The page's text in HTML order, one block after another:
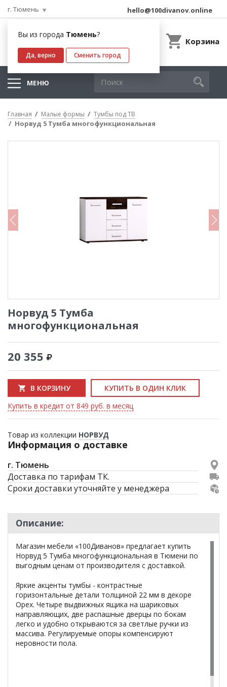
г. Тюмень
Вы из города Тюмень?
Да, верно Сменить город
hello@100divanov.online
Корзина
МЕНЮ
Главная Малые формы Тумбы под ТВ
Норвуд 5 Тумба многофункциональная
Норвуд 5 Тумба
многофункциональная
20 355
В КОРЗИНУ
КУПИТЬ В ОДИН КЛИК
Купить в кредит от 849 руб. в месяц
Товар из коллекции НОРВУД
Информация о доставке
г. Тюмень
Доставка по тарифам ТК.
Сроки доставки уточняйте у менеджера
Описание:
Магазин мебели «100Диванов» предлагает купить
Норвуд 5 Тумба многофункциональная в Тюмени по
выгодным ценам от производителя с доставкой.
Яркие акценты тумбы - контрастные
горизонтальные детали толщиной 22 мм в декоре
Орех. Четыре выдвижных ящика на шариковых
направляющих, две распашные дверцы по бокам
легко и удобно открываются за светлые ручки из
массива. Регулируемые опоры компенсируют
неровности пола.